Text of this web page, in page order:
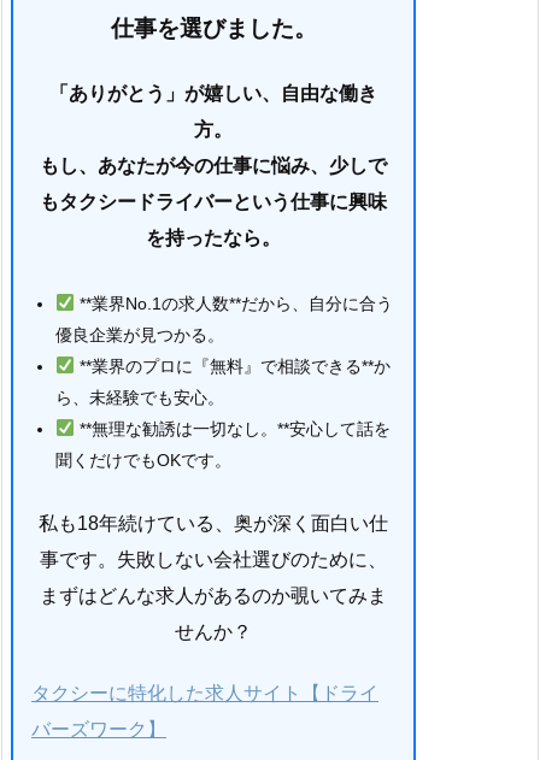
仕事を選びました。
「ありがとう」が嬉しい、自由な働き
方。
もし、あなたが今の仕事に悩み、少しで
もタクシードライバーという仕事に興味
を持ったなら。
**業界No.1の求人数**だから、自分に合う
優良企業が見つかる。
**業界のプロに『無料』で相談できる**か
ら、未経験でも安心。
**無理な勧誘は一切なし。**安心して話を
聞くだけでもOKです。
私も18年続けている、奥が深く面白い仕
事です。失敗しない会社選びのために、
まずはどんな求人があるのか覗いてみま
せんか？
タクシーに特化した求人サイト【ドライ
バーズワーク】